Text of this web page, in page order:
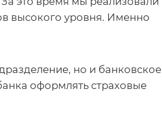
высокого уровня. Именно
но и банковское
оформлять страховые